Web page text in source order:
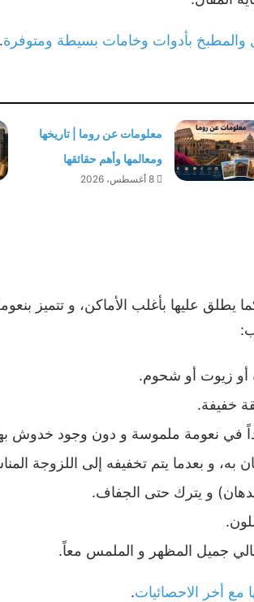
والمطبخ بأدوات وخامات بسيطة ومتوفرة.
معلومات عن روما | تاريخها
ومعالمها وأهم حقائقها
8 أغسطس، 2026
كما يطلق عليها بأغلب الأماكن، و تتميز
أو زيوت أو شحوم.
خفيفة.
في نعومة ملموسة و دون وجود خدوش
به، و بعدما يتم تخفيفه إلى اللزوجة
و يترك حتى الجفاف.
جميل المظهر و الملمس معاً.
مع أخر الاحصائيات.